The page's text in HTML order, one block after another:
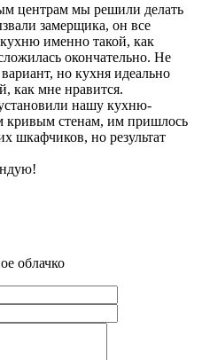
центрам мы решили делать
замерщика, он все
именно такой, как
окончательно. Не
но кухня идеально
как мне нравится.
нашу кухню-
кривым стенам, им пришлось
шкафчиков, но результат
облачко